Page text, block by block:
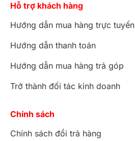
Hỗ trợ khách hàng
Hướng dẫn mua hàng trực tuyến
Hướng dẫn thanh toán
Hướng dẫn mua hàng trả góp
Trở thành đối tác kinh doanh
Chính sách
Chính sách đổi trả hàng